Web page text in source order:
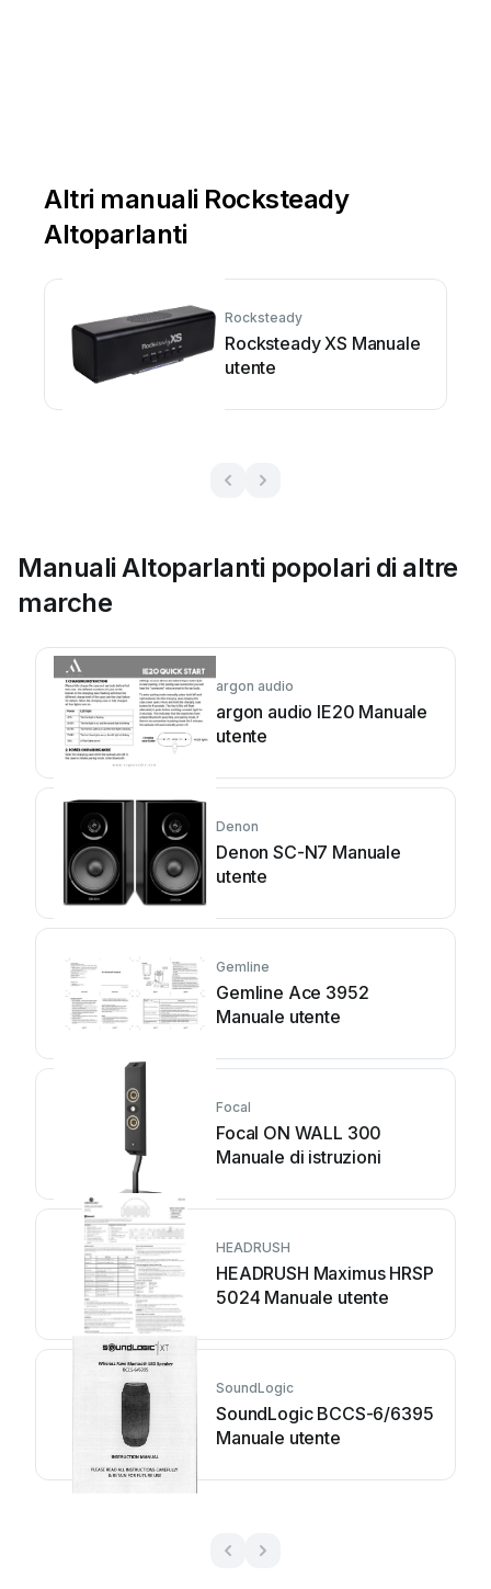
Altri manuali Rocksteady
Altoparlanti
Rocksteady
Rocksteady XS Manuale
utente
Manuali Altoparlanti popolari di altre
marche
argon audio
argon audio IE20 Manuale
utente
Denon
Denon SC-N7 Manuale
utente
Gemline
Gemline Ace 3952
Manuale utente
Focal
Focal ON WALL 300
Manuale di istruzioni
HEADRUSH
HEADRUSH Maximus HRSP
5024 Manuale utente
SoundLogic
SoundLogic BCCS-6/6395
Manuale utente